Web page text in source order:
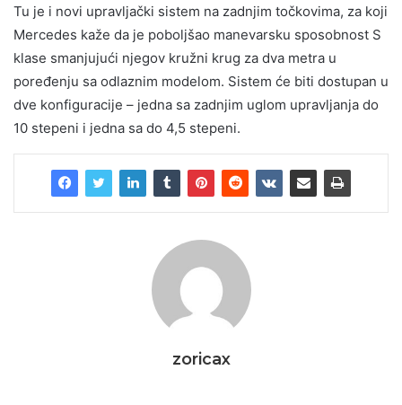
Tu je i novi upravljački sistem na zadnjim točkovima, za koji
Mercedes kaže da je poboljšao manevarsku sposobnost S
klase smanjujući njegov kružni krug za dva metra u
poređenju sa odlaznim modelom. Sistem će biti dostupan u
dve konfiguracije – jedna sa zadnjim uglom upravljanja do
10 stepeni i jedna sa do 4,5 stepeni.
zoricax